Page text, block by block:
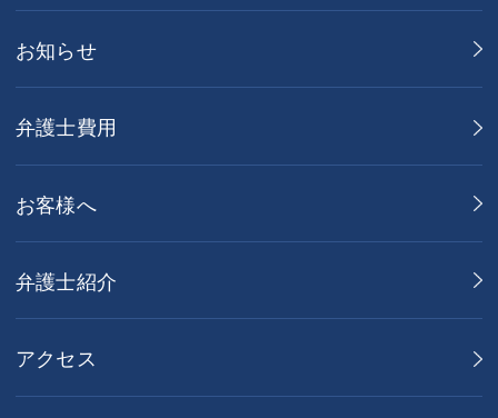
お知らせ
弁護士費用
お客様へ
弁護士紹介
アクセス